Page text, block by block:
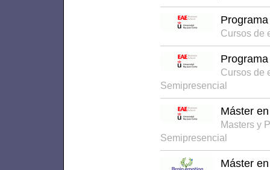
Cursos de
Cursos de
Semipresencial
Máster
Masters y
Semipresencial
Máster